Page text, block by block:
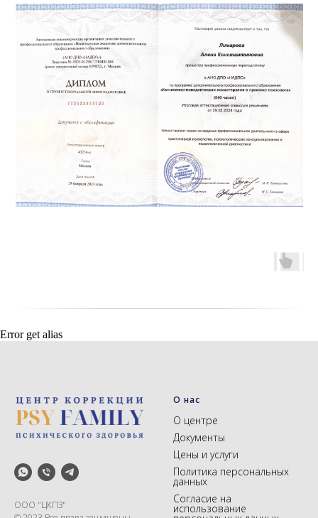
Error get alias
ООО "ЦКПЗ"
О нас
О центре
Документы
Цены и услуги
Политика персональных
данных
Согласие на
использование